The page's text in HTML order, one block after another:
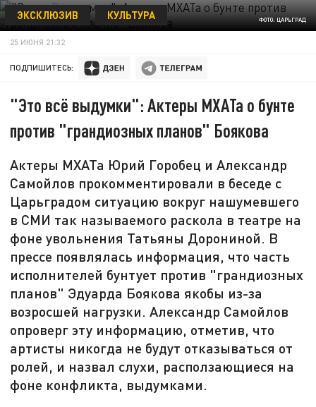
ФОТО: ЦАРЬГРАД
ЭКСКЛЮЗИВ КУЛЬТУРА
25 ИЮНЯ 21:32
ПОДПИШИТЕСЬ:
"Это всё выдумки": Актеры МХАТа о бунте
против "грандиозных планов" Боякова
Актеры МХАТа Юрий Горобец и Александр
Самойлов прокомментировали в беседе с
Царьградом ситуацию вокруг нашумевшего
в СМИ так называемого раскола в театре на
фоне увольнения Татьяны Дорониной. В
прессе появлялась информация, что часть
исполнителей бунтует против "грандиозных
планов" Эдуарда Боякова якобы из-за
возросшей нагрузки. Александр Самойлов
опроверг эту информацию, отметив, что
артисты никогда не будут отказываться от
ролей, и назвал слухи, расползающиеся на
фоне конфликта, выдумками.